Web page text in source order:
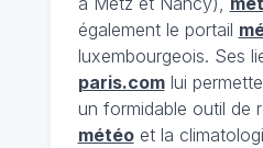
également le portail
luxembourgeois. Ses
paris.comlui
un formidable outil de
météoet la